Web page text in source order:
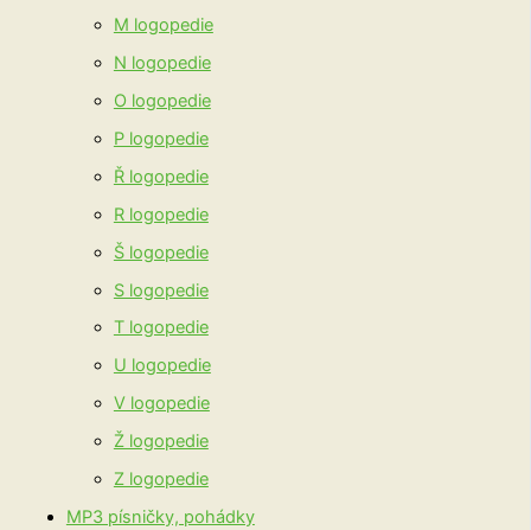
M logopedie
N logopedie
O logopedie
P logopedie
Ř logopedie
R logopedie
Š logopedie
S logopedie
T logopedie
U logopedie
V logopedie
Ž logopedie
Z logopedie
MP3 písničky, pohádky